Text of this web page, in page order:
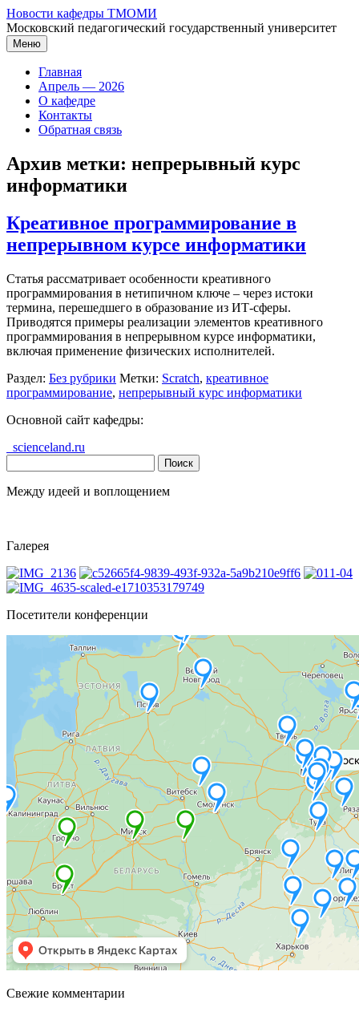
Перейти
к
содержимому
Новости кафедры ТМОМИ
Московский педагогический государственный университет
Меню
Главная
Апрель — 2026
О кафедре
Контакты
Обратная связь
Архив метки: непрерывный курс
информатики
Креативное программирование в
непрерывном курсе информатики
Статья рассматривает особенности креативного
программирования в нетипичном ключе – через истоки
термина, перешедшего в образование из ИТ-сферы.
Приводятся примеры реализации элементов креативного
программирования в непрерывном курсе информатики,
включая применение физических исполнителей.
Раздел: Без рубрики Метки: Scratch, креативное
программирование, непрерывный курс информатики
Основной сайт кафедры:
scienceland.ru
Между идеей и воплощением
Галерея
Посетители конференции
Свежие комментарии